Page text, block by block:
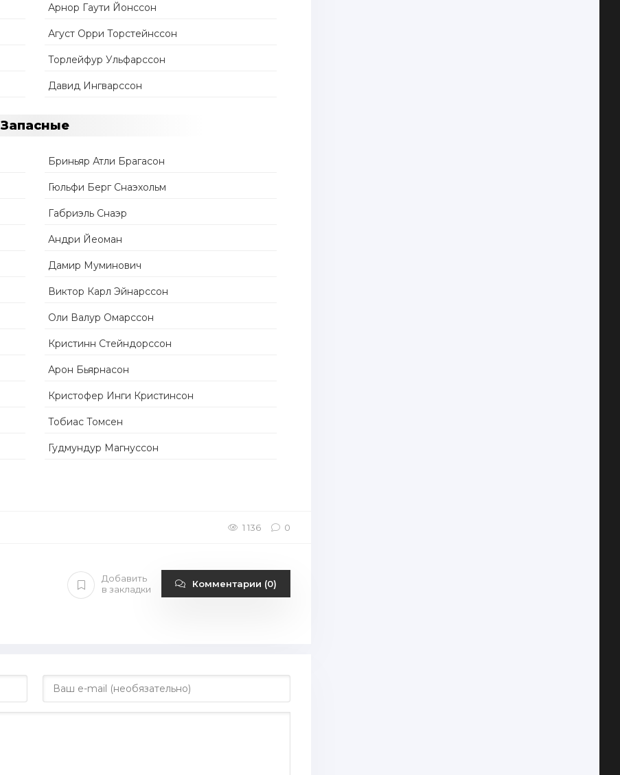
Арнор Гаути Йонссон
Агуст Орри Торстейнссон
Торлейфур Ульфарссон
Давид Ингварссон
Запасные
Бриньяр Атли Брагасон
Гюльфи Берг Снаэхольм
Габриэль Снаэр
Андри Йеоман
Дамир Муминович
Виктор Карл Эйнарссон
Оли Валур Омарссон
Кристинн Стейндорссон
Арон Бьярнасон
Кристофер Инги Кристинсон
Тобиас Томсен
Гудмундур Магнуссон
1 136 0
Добавить
в закладки
Комментарии (0)